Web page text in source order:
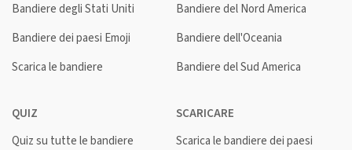
Bandiere degli Stati Uniti
Bandiere dei paesi Emoji
Scarica le bandiere
Bandiere del Nord America
Bandiere dell'Oceania
Bandiere del Sud America
QUIZ
Quiz su tutte le bandiere
SCARICARE
Scarica le bandiere dei paesi